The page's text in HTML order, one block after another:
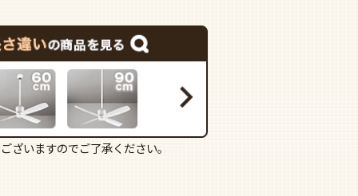
いますのでご了承ください。